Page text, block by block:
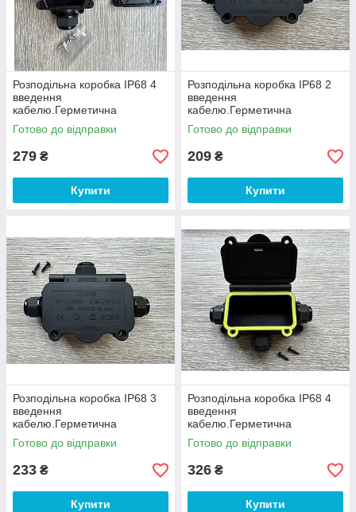
Розподільна коробка IP68 4
введення
кабелю.Герметична
розподільна коробка
PJ7134P
Готово до відправки
279 ₴
Купити
Розподільна коробка IP68 2
введення
кабелю.Герметична
розподільна коробка M16-2
Готово до відправки
209 ₴
Купити
Розподільна коробка IP68 3
введення
кабелю.Герметична
розподільна коробка M16-3
Готово до відправки
233 ₴
Купити
Розподільна коробка IP68 4
введення
кабелю.Герметична
розподільна коробка M16-4
Готово до відправки
326 ₴
Купити